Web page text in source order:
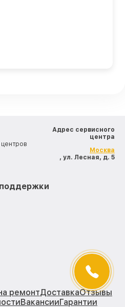
Адрес сервисного
центра
Москва
, ул. Лесная, д. 5
ремонтДоставкаОтзывы
ВакансииГарантии